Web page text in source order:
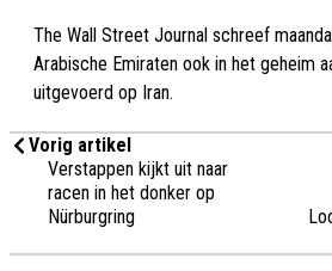
The Wall Street Journal schreef
Arabische Emiraten ook in het geheim
uitgevoerd op Iran.
Vorig artikel
Verstappen kijkt uit naar
racen in het donker op
Nürburgring